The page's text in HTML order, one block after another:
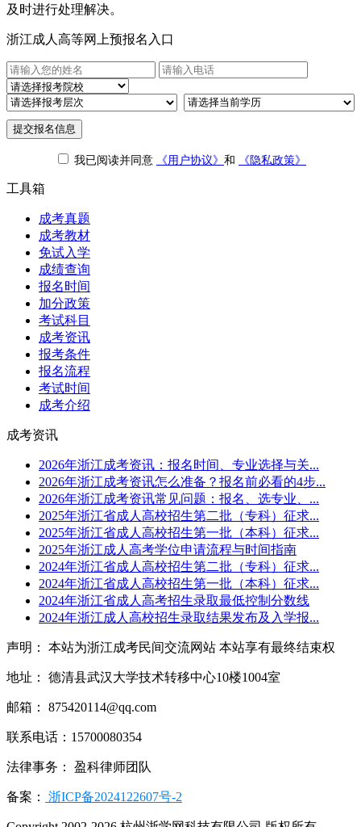
及时进行处理解决。
浙江成人高等网上预报名入口
提交报名信息
我已阅读并同意 《用户协议》 和 《隐私政策》
工具箱
成考真题
成考教材
免试入学
成绩查询
报名时间
加分政策
考试科目
成考资讯
报考条件
报名流程
考试时间
成考介绍
成考资讯
2026年浙江成考资讯：报名时间、专业选择与关...
2026年浙江成考资讯怎么准备？报名前必看的4步...
2026年浙江成考资讯常见问题：报名、选专业、...
2025年浙江省成人高校招生第二批（专科）征求...
2025年浙江省成人高校招生第一批（本科）征求...
2025年浙江成人高考学位申请流程与时间指南
2024年浙江省成人高校招生第二批（专科）征求...
2024年浙江省成人高校招生第一批（本科）征求...
2024年浙江省成人高考招生录取最低控制分数线
2024年浙江成人高校招生录取结果发布及入学报...
声明： 本站为浙江成考民间交流网站 本站享有最终结束权
地址： 德清县武汉大学技术转移中心10楼1004室
邮箱： 875420114@qq.com
联系电话：15700080354
法律事务： 盈科律师团队
备案： 浙ICP备2024122607号-2